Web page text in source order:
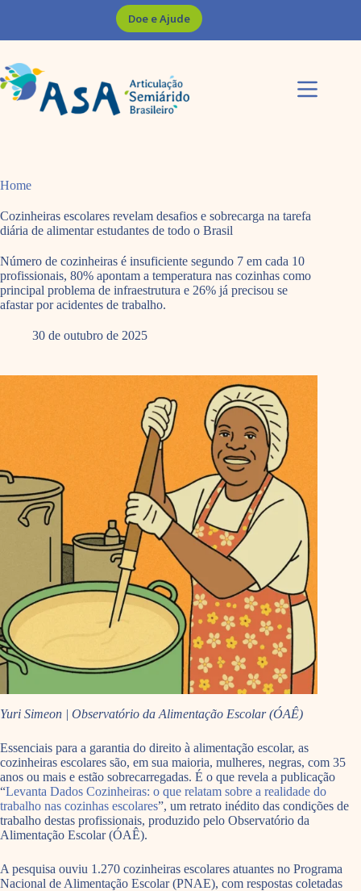
Doe e Ajude
Home
Cozinheiras escolares revelam desafios e sobrecarga na tarefa
diária de alimentar estudantes de todo o Brasil
Número de cozinheiras é insuficiente segundo 7 em cada 10
profissionais, 80% apontam a temperatura nas cozinhas como
principal problema de infraestrutura e 26% já precisou se
afastar por acidentes de trabalho.
30 de outubro de 2025
Yuri Simeon | Observatório da Alimentação Escolar (ÓAÊ)
Essenciais para a garantia do direito à alimentação escolar, as
cozinheiras escolares são, em sua maioria, mulheres, negras, com 35
anos ou mais e estão sobrecarregadas. É o que revela a publicação
“Levanta Dados Cozinheiras: o que relatam sobre a realidade do
trabalho nas cozinhas escolares”, um retrato inédito das condições de
trabalho destas profissionais, produzido pelo Observatório da
Alimentação Escolar (ÓAÊ).
A pesquisa ouviu 1.270 cozinheiras escolares atuantes no Programa
Nacional de Alimentação Escolar (PNAE), com respostas coletadas